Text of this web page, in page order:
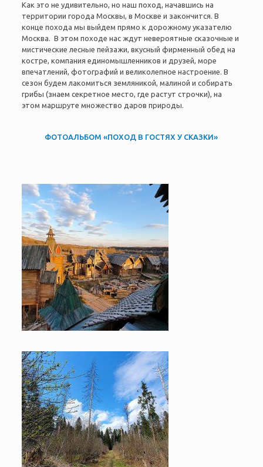
Как это не удивительно, но наш поход, начавшись на
территории города Москвы, в Москве и закончится. В
конце похода мы выйдем прямо к дорожному указателю
Москва. В этом походе нас ждут невероятные сказочные и
мистические лесные пейзажи, вкусный фирменный обед на
костре, компания единомышленников и друзей, море
впечатлений, фотографий и великолепное настроение. В
сезон будем лакомиться земляникой, малиной и собирать
грибы (знаем секретное место, где растут строчки), на
этом маршруте множество даров природы.
ФОТОАЛЬБОМ «ПОХОД В ГОСТЯХ У СКАЗКИ»